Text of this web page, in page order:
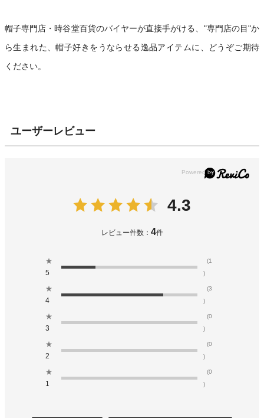
帽子専門店・時谷堂百貨のバイヤーが直接手がける、"専門店の目"か
ら生まれた、帽子好きをうならせる逸品アイテムに、どうぞご期待
ください。
ユーザーレビュー
4.3
レビュー件数： 4件
★
5
(1
)
★
4
(3
)
★
3
(0
)
★
2
(0
)
★
1
(0
)